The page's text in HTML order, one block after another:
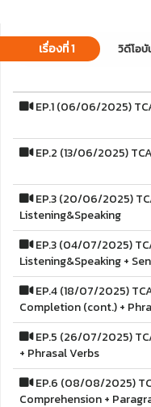
เรื่องที่ 1 วิดีโอ
EP.1 (06/06/2025)
EP.2 (13/06/2025)
EP.3 (20/06/2025)
Listening&Speaking
EP.3 (04/07/2025)
Listening&Speaking +
EP.4 (18/07/2025)
Completion (cont.) +
EP.5 (26/07/2025)
+ Phrasal Verbs
EP.6 (08/08/2025)
Comprehension +